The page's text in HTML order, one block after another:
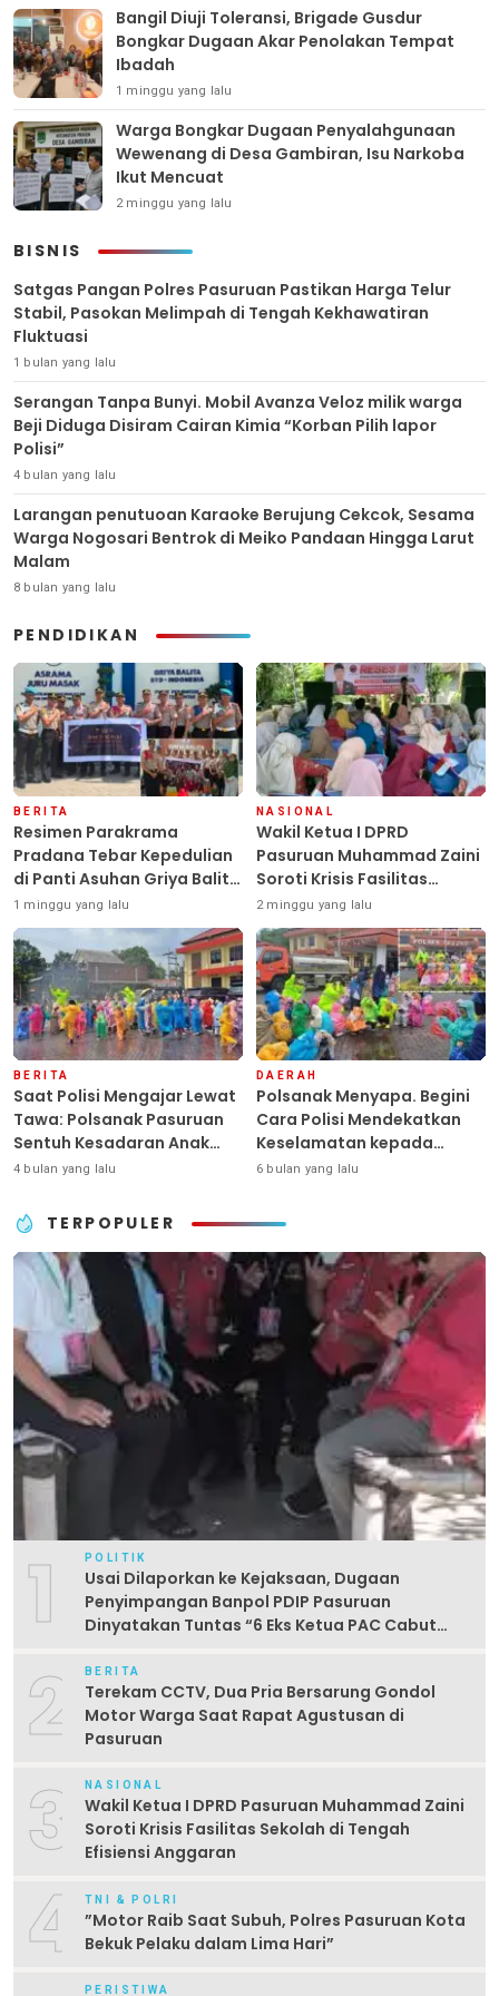
Bangil Diuji Toleransi, Brigade Gusdur
Bongkar Dugaan Akar Penolakan Tempat
Ibadah
1 minggu yang lalu
Warga Bongkar Dugaan Penyalahgunaan
Wewenang di Desa Gambiran, Isu Narkoba
Ikut Mencuat
2 minggu yang lalu
BISNIS
Satgas Pangan Polres Pasuruan Pastikan Harga Telur
Stabil, Pasokan Melimpah di Tengah Kekhawatiran
Fluktuasi
1 bulan yang lalu
Serangan Tanpa Bunyi. Mobil Avanza Veloz milik warga
Beji Diduga Disiram Cairan Kimia “Korban Pilih lapor
Polisi”
4 bulan yang lalu
Larangan penutuoan Karaoke Berujung Cekcok, Sesama
Warga Nogosari Bentrok di Meiko Pandaan Hingga Larut
Malam
8 bulan yang lalu
PENDIDIKAN
BERITA
Resimen Parakrama
Pradana Tebar Kepedulian
di Panti Asuhan Griya Balita
SYD, Peluk Hangat Balita
Terlantar “POLRI Hadir
Dengan Hati”
1 minggu yang lalu
NASIONAL
Wakil Ketua I DPRD
Pasuruan Muhammad Zaini
Soroti Krisis Fasilitas
Sekolah di Tengah Efisiensi
Anggaran
2 minggu yang lalu
BERITA
Saat Polisi Mengajar Lewat
Tawa: Polsanak Pasuruan
Sentuh Kesadaran Anak
Sejak Dini
4 bulan yang lalu
DAERAH
Polsanak Menyapa. Begini
Cara Polisi Mendekatkan
Keselamatan kepada
Generasi Sejak Usia Dini
6 bulan yang lalu
TERPOPULER
1 POLITIK
Usai Dilaporkan ke Kejaksaan, Dugaan
Penyimpangan Banpol PDIP Pasuruan
Dinyatakan Tuntas “6 Eks Ketua PAC Cabut
2 BERITA
Terekam CCTV, Dua Pria Bersarung Gondol
Motor Warga Saat Rapat Agustusan di
Pasuruan
3 NASIONAL
Wakil Ketua I DPRD Pasuruan Muhammad Zaini
Soroti Krisis Fasilitas Sekolah di Tengah
Efisiensi Anggaran
4 TNI & POLRI
‎”Motor Raib Saat Subuh, Polres Pasuruan Kota
Bekuk Pelaku dalam Lima Hari” ‎
PERISTIWA